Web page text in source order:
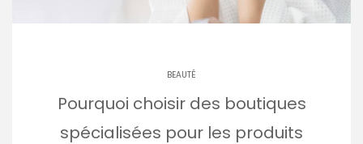
BEAUTÉ
Pourquoi choisir des boutiques
spécialisées pour les produits